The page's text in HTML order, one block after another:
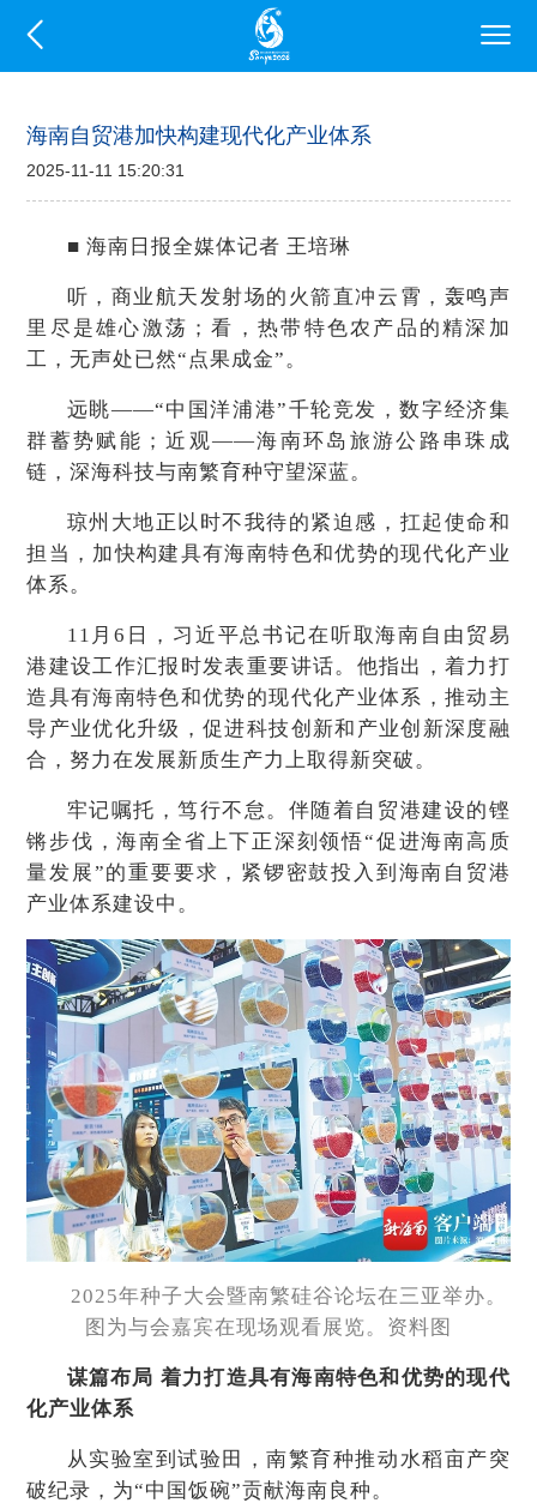
海南自贸港加快构建现代化产业体系
2025-11-11 15:20:31
■ 海南日报全媒体记者 王培琳
听，商业航天发射场的火箭直冲云霄，轰鸣声
里尽是雄心激荡；看，热带特色农产品的精深加
工，无声处已然“点果成金”。
远眺——“中国洋浦港”千轮竞发，数字经济集
群蓄势赋能；近观——海南环岛旅游公路串珠成
链，深海科技与南繁育种守望深蓝。
琼州大地正以时不我待的紧迫感，扛起使命和
担当，加快构建具有海南特色和优势的现代化产业
体系。
11月6日，习近平总书记在听取海南自由贸易
港建设工作汇报时发表重要讲话。他指出，着力打
造具有海南特色和优势的现代化产业体系，推动主
导产业优化升级，促进科技创新和产业创新深度融
合，努力在发展新质生产力上取得新突破。
牢记嘱托，笃行不怠。伴随着自贸港建设的铿
锵步伐，海南全省上下正深刻领悟“促进海南高质
量发展”的重要要求，紧锣密鼓投入到海南自贸港
产业体系建设中。
2025年种子大会暨南繁硅谷论坛在三亚举办。
图为与会嘉宾在现场观看展览。资料图
谋篇布局 着力打造具有海南特色和优势的现代
化产业体系
从实验室到试验田，南繁育种推动水稻亩产突
破纪录，为“中国饭碗”贡献海南良种。